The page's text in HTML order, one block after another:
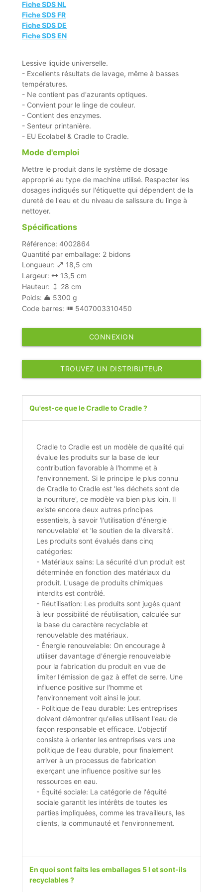
Fiche SDS NL
Fiche SDS FR
Fiche SDS DE
Fiche SDS EN
Lessive liquide universelle.
- Excellents résultats de lavage, même à basses
températures.
- Ne contient pas d'azurants optiques.
- Convient pour le linge de couleur.
- Contient des enzymes.
- Senteur printanière.
- EU Ecolabel & Cradle to Cradle.
Mode d'emploi
Mettre le produit dans le système de dosage
approprié au type de machine utilisé. Respecter les
dosages indiqués sur l'étiquette qui dépendent de la
dureté de l'eau et du niveau de salissure du linge à
nettoyer.
Spécifications
Référence: 4002864
Quantité par emballage: 2 bidons
Longueur:
18,5 cm
Largeur:
13,5 cm
Hauteur:
28 cm
Poids:
5300 g
Code barres:
5407003310450
CONNEXION
TROUVEZ UN DISTRIBUTEUR
Qu'est-ce que le Cradle to Cradle ?
Cradle to Cradle est un modèle de qualité qui
évalue les produits sur la base de leur
contribution favorable à l'homme et à
l'environnement. Si le principe le plus connu
de Cradle to Cradle est 'les déchets sont de
la nourriture', ce modèle va bien plus loin. Il
existe encore deux autres principes
essentiels, à savoir 'l'utilisation d'énergie
renouvelable' et 'le soutien de la diversité'.
Les produits sont évalués dans cinq
catégories:
- Matériaux sains: La sécurité d'un produit est
déterminée en fonction des matériaux du
produit. L'usage de produits chimiques
interdits est contrôlé.
- Réutilisation: Les produits sont jugés quant
à leur possibilité de réutilisation, calculée sur
la base du caractère recyclable et
renouvelable des matériaux.
- Énergie renouvelable: On encourage à
utiliser davantage d'énergie renouvelable
pour la fabrication du produit en vue de
limiter l'émission de gaz à effet de serre. Une
influence positive sur l'homme et
l'environnement voit ainsi le jour.
- Politique de l'eau durable: Les entreprises
doivent démontrer qu'elles utilisent l'eau de
façon responsable et efficace. L'objectif
consiste à orienter les entreprises vers une
politique de l'eau durable, pour finalement
arriver à un processus de fabrication
exerçant une influence positive sur les
ressources en eau.
- Équité sociale: La catégorie de l'équité
sociale garantit les intérêts de toutes les
parties impliquées, comme les travailleurs, les
clients, la communauté et l'environnement.
En quoi sont faits les emballages 5 l et sont-ils
recyclables ?